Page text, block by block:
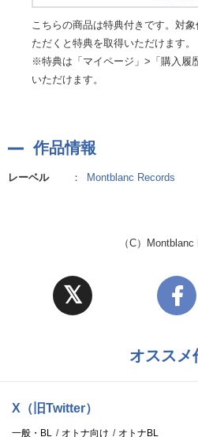
こちらの商品は特典付きです。対
ただくと特典を取得いただけます。
※特典は「マイページ」>「購入履
いただけます。
作品情報
レーベル ： Montblanc Records
（C）
オススメ
X（旧Twitter）
一般・BL オトナ向け オトナBL